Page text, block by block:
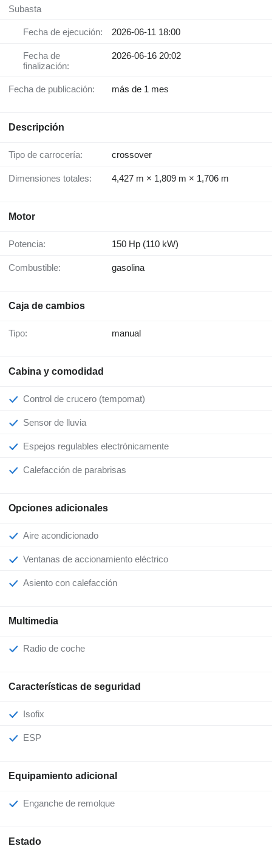
Subasta
Fecha de ejecución: 2026-06-11 18:00
Fecha de
finalización:
2026-06-16 20:02
Fecha de publicación: más de 1 mes
Descripción
Tipo de carrocería: crossover
Dimensiones totales: 4,427 m × 1,809 m × 1,706 m
Motor
Potencia: 150 Hp (110 kW)
Combustible: gasolina
Caja de cambios
Tipo: manual
Cabina y comodidad
Control de crucero (tempomat)
Sensor de lluvia
Espejos regulables electrónicamente
Calefacción de parabrisas
Opciones adicionales
Aire acondicionado
Ventanas de accionamiento eléctrico
Asiento con calefacción
Multimedia
Radio de coche
Características de seguridad
Isofix
ESP
Equipamiento adicional
Enganche de remolque
Estado